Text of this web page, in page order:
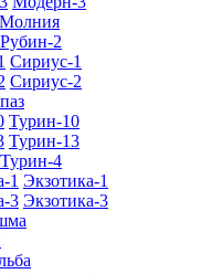
Молния
Рубин-2
Сириус-1
Сириус-2
Турин-10
Турин-13
Турин-4
Экзотика-1
Экзотика-3